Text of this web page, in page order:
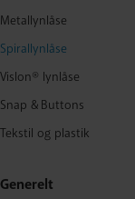
Metallynlåse
Spirallynlåse
Vislon® lynlåse
Snap & Buttons
Tekstil og plastik
Generelt